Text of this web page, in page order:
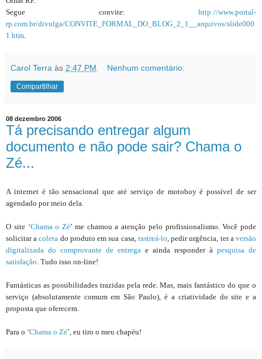
Segue convite: http://www.portal-
rp.com.br/divulga/CONVITE_FORMAL_DO_BLOG_2_1__arquivos/slide000
1.htm.
Carol Terra às 2:47 PM Nenhum comentário:
Compartilhar
08 dezembro 2006
Tá precisando entregar algum
documento e não pode sair? Chama o
Zé...
A internet é tão sensacional que até serviço de motoboy é possível de ser
agendado por meio dela.
O site ‘Chama o Zé’ me chamou a atenção pelo profissionalismo. Você pode
solicitar acoleta do produto em sua casa, rastreá-lo, pedir urgência, ter aversão
digitalizada do comprovante de entrega e ainda responder à pesquisa de
satisfação. Tudo isso on-line!
Fantásticas as possibilidades trazidas pela rede. Mas, mais fantástico do que o
serviço (absolutamente comum em São Paulo), é a criatividade do site e a
proposta que oferecem.
Para o ‘Chama o Zé’, eu tiro o meu chapéu!